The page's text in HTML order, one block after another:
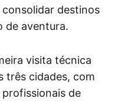
destinos
de aventura.
visita técnica
três cidades, com
de